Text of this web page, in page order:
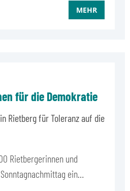
MEHR
für die Demokratie
Rietberg für Toleranz auf die
Rietbergerinnen und
ein…